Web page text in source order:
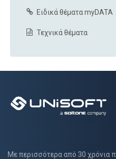
Ειδικά θέματα myDATA
Τεχνικά θέματα
Με περισσότερα από 30 χρόνια